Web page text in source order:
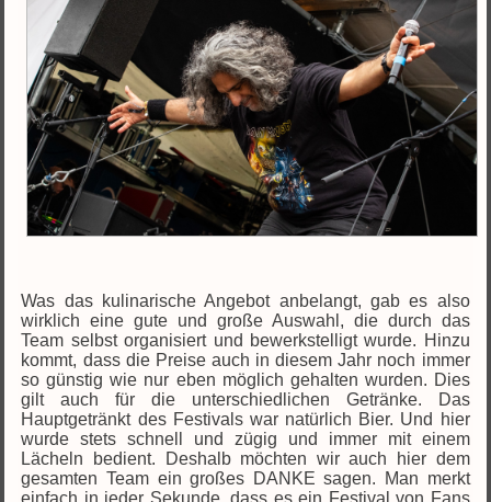
Was das kulinarische Angebot anbelangt, gab es also
wirklich eine gute und große Auswahl, die durch das
Team selbst organisiert und bewerkstelligt wurde. Hinzu
kommt, dass die Preise auch in diesem Jahr noch immer
so günstig wie nur eben möglich gehalten wurden. Dies
gilt auch für die unterschiedlichen Getränke. Das
Hauptgetränkt des Festivals war natürlich Bier. Und hier
wurde stets schnell und zügig und immer mit einem
Lächeln bedient. Deshalb möchten wir auch hier dem
gesamten Team ein großes DANKE sagen. Man merkt
einfach in jeder Sekunde, dass es ein Festival von Fans